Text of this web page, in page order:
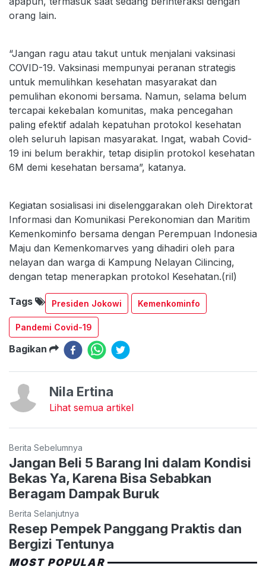
orang lain.
“Jangan ragu atau takut untuk menjalani vaksinasi
COVID-19. Vaksinasi mempunyai peranan strategis
untuk memulihkan kesehatan masyarakat dan
pemulihan ekonomi bersama. Namun, selama belum
tercapai kekebalan komunitas, maka pencegahan
paling efektif adalah kepatuhan protokol kesehatan
oleh seluruh lapisan masyarakat. Ingat, wabah Covid-
19 ini belum berakhir, tetap disiplin protokol kesehatan
6M demi kesehatan bersama”, katanya.
Kegiatan sosialisasi ini diselenggarakan oleh Direktorat
Informasi dan Komunikasi Perekonomian dan Maritim
Kemenkominfo bersama dengan Perempuan Indonesia
Maju dan Kemenkomarves yang dihadiri oleh para
nelayan dan warga di Kampung Nelayan Cilincing,
dengan tetap menerapkan protokol Kesehatan.(ril)
Tags Presiden Jokowi Kemenkominfo
Pandemi Covid-19
Bagikan
Nila Ertina
Lihat semua artikel
Berita Sebelumnya
Jangan Beli 5 Barang Ini dalam Kondisi
Bekas Ya, Karena Bisa Sebabkan
Beragam Dampak Buruk
Berita Selanjutnya
Resep Pempek Panggang Praktis dan
Bergizi Tentunya
MOST POPULAR